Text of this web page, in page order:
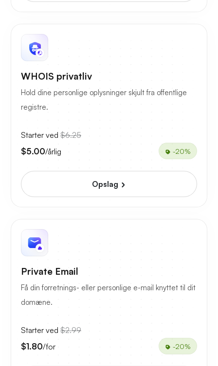
WHOIS privatliv
Hold dine personlige oplysninger skjult fra offentlige
registre.
Starter ved $6.25
$5.00/årlig -20%
Opslag
Private Email
Få din forretnings- eller personlige e-mail knyttet til dit
domæne.
Starter ved $2.99
$1.80/for -20%